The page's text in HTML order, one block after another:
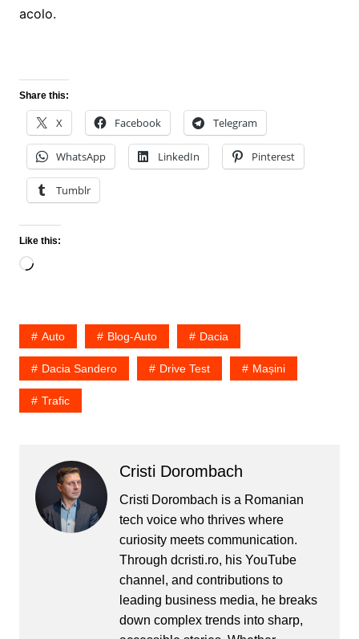
acolo.
Share this:
X Facebook Telegram
WhatsApp LinkedIn Pinterest
Tumblr
Like this:
Loading…
Auto Blog-Auto Dacia
Dacia Sandero Drive Test Mașini
Trafic
Cristi Dorombach
Cristi Dorombach is a Romanian
tech voice who thrives where
curiosity meets communication.
Through dcristi.ro, his YouTube
channel, and contributions to
leading business media, he breaks
down complex trends into sharp,